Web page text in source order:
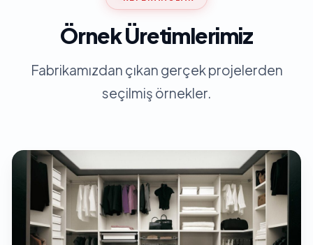
Örnek Üretimlerimiz
Fabrikamızdan çıkan gerçek projelerden
seçilmiş örnekler.